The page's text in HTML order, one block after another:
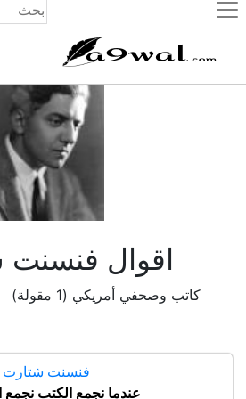
(current)
اقوال
كاتب وصحفي أمريكي (1 مقولة) (2740 مشاهدة )
فنسنت شتارت
عندما نجمع الكتب نجمع